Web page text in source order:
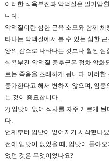
이러한 식욕부진과 악액질은 말기암
니다.
악액질이란 심한 근육 소모와 함께
타나는 악액질에서 볼 수 있는 심한
양의 감소로 나타나는 것보다 훨씬 심
식욕부진-악액질 증후군은 점차 악화
로는 죽음을 초래하게 됩니다. 이러
증가한다고 해서 변하지 않으며, 임
는 것이 중요합니다.
2) 입맛이 없어 식사를 자주 거르게
다.
언제부터 입맛이 없어지기 시작했나
전에 입맛이 없었을 때, 입맛이 돌아
었던 것은 무엇이었나요?